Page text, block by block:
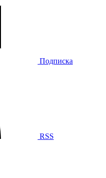
Подписка
RSS